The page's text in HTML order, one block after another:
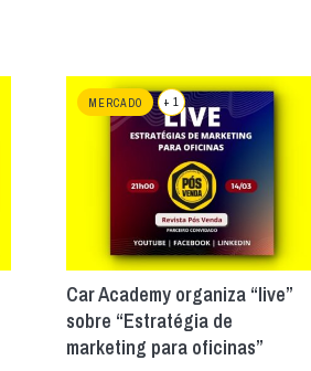
MERCADO + 1
Car Academy organiza “live”
sobre “Estratégia de
marketing para oficinas”